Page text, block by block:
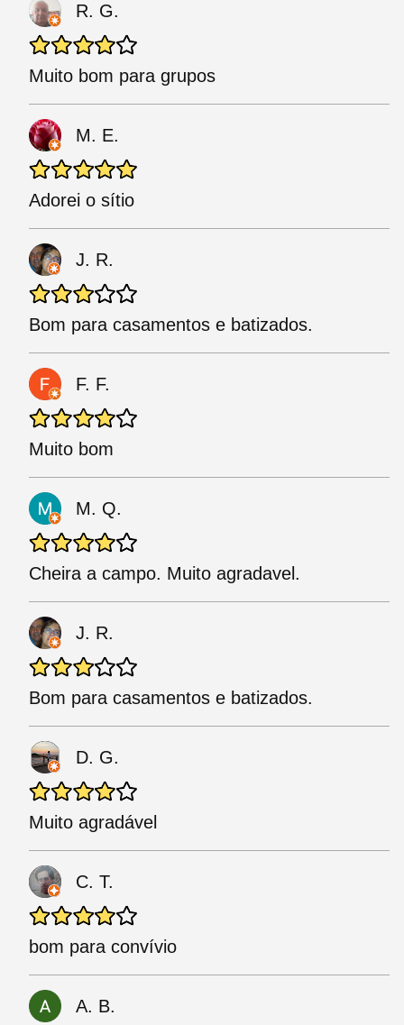
R. G.
Muito bom para grupos
M. E.
Adorei o sítio
J. R.
Bom para casamentos e batizados.
F. F.
Muito bom
M. Q.
Cheira a campo. Muito agradavel.
J. R.
Bom para casamentos e batizados.
D. G.
Muito agradável
C. T.
bom para convívio
A. B.